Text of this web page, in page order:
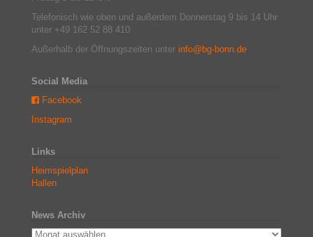
Telefonisch wie oben und außerdem Donnerstag 9 bis 14 Uhr
unter +49 162 52 88 410
Außerhalb der Öffnungszeiten unter info@bg-bonn.de
Social Media
Facebook
Instagram
Links
Heimspielplan
Hallen
News Archiv